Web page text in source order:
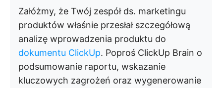
Załóżmy, że Twój zespół ds. marketingu
produktów właśnie przesłał szczegółową
analizę wprowadzenia produktu do
dokumentu ClickUp. Poproś ClickUp Brain o
podsumowanie raportu, wskazanie
kluczowych zagrożeń oraz wygenerowanie